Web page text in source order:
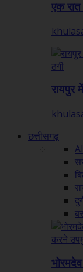
एक
रायपुर
छत्तीसगढ़